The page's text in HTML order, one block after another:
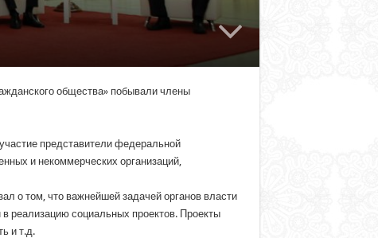
общества» побывали члены
представители федеральной
и некоммерческих организаций,
о том, что важнейшей задачей органов власти
реализацию социальных проектов. Проекты
и т.д.